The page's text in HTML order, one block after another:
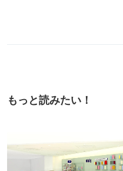
もっと読みたい！